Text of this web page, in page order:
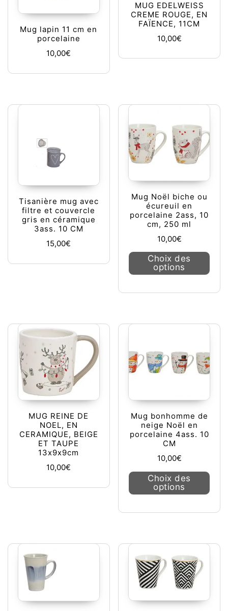
Mug lapin 11 cm en
porcelaine
10,00€
MUG EDELWEISS
CREME ROUGE, EN
FAÏENCE, 11CM
10,00€
Tisanière mug avec
filtre et couvercle
gris en céramique
3ass. 10 CM
15,00€
Mug Noël biche ou
écureuil en
porcelaine 2ass, 10
cm, 250 ml
10,00€
Choix des
options
MUG REINE DE
NOEL, EN
CERAMIQUE, BEIGE
ET TAUPE
13x9x9cm
10,00€
Mug bonhomme de
neige Noël en
porcelaine 4ass. 10
CM
10,00€
Choix des
options